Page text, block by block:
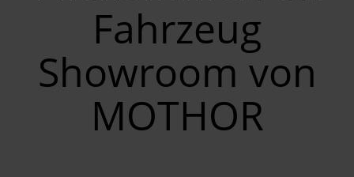
Fahrzeug
Showroom von
MOTHOR